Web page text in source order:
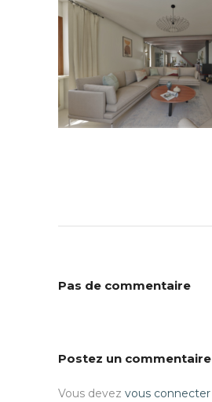
Pas de commentaire
Postez un commentaire
Vous devez vous connecter